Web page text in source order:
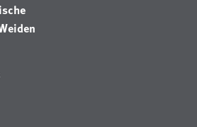
die gewählte Sprache der Website.